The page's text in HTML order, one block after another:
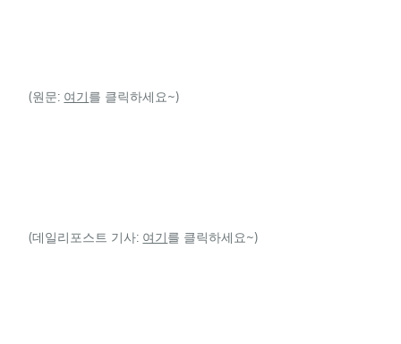
(원문: 여기를 클릭하세요~)
(데일리포스트 기사: 여기를 클릭하세요~)